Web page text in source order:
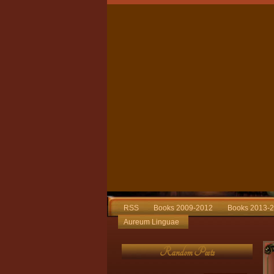
RSS Books 2009-2012 Books 2013-
Aureum Linguae
Random Posts